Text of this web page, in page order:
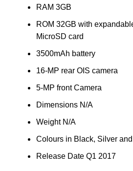
RAM 3GB
ROM 32GB with
MicroSD card
3500mAh battery
16-MP rear OIS camera
5-MP front Camera
Dimensions N/A
Weight N/A
Colours in Black, Silver
Release Date Q1 2017